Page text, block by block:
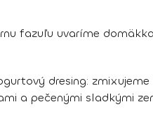
fazuľu uvaríme
dresing:
a pečenými sladkými